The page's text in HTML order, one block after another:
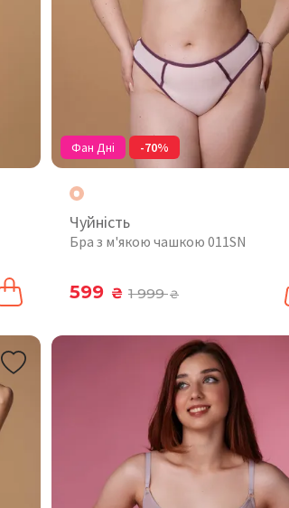
Фан Дні -70%
Чуйність
Бра з м'якою чашкою 011SN
599 ₴ 1 999₴